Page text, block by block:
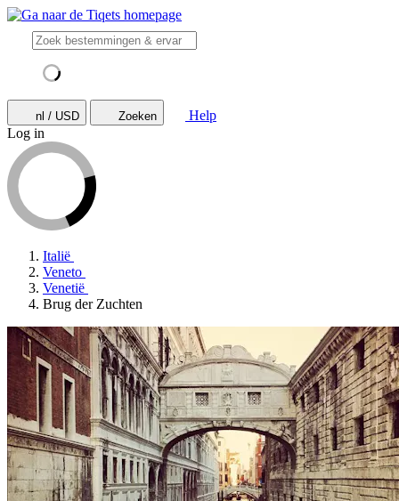
nl / USD Zoeken
Help
Log in
Italië
Veneto
Venetië
Brug der Zuchten